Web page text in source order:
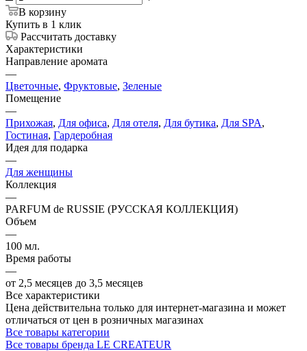
В корзину
Купить в 1 клик
Рассчитать доставку
Характеристики
Направление аромата
—
Цветочные, Фруктовые, Зеленые
Помещение
—
Прихожая, Для офиса, Для отеля, Для бутика, Для SPA,
Гостиная, Гардеробная
Идея для подарка
—
Для женщины
Коллекция
—
PARFUM de RUSSIE (РУССКАЯ КОЛЛЕКЦИЯ)
Объем
—
100 мл.
Время работы
—
от 2,5 месяцев до 3,5 месяцев
Все характеристики
Цена действительна только для интернет-магазина и может
отличаться от цен в розничных магазинах
Все товары категории
Все товары бренда LE CREATEUR